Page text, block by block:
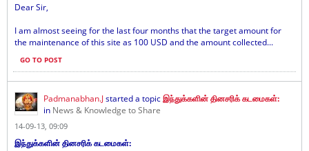
Dear Sir,
I am almost seeing for the last four months that the target amount for
the maintenance of this site as 100 USD and the amount collected...
GO TO POST
Padmanabhan.Jstarted a topicஇந்துக்களின் தினசரிக் கடமைகள்:
in News & Knowledge to Share
14-09-13, 09:09
இந்துக்களின் தினசரிக் கடமைகள்: